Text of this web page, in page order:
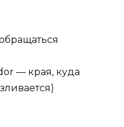
— края, куда